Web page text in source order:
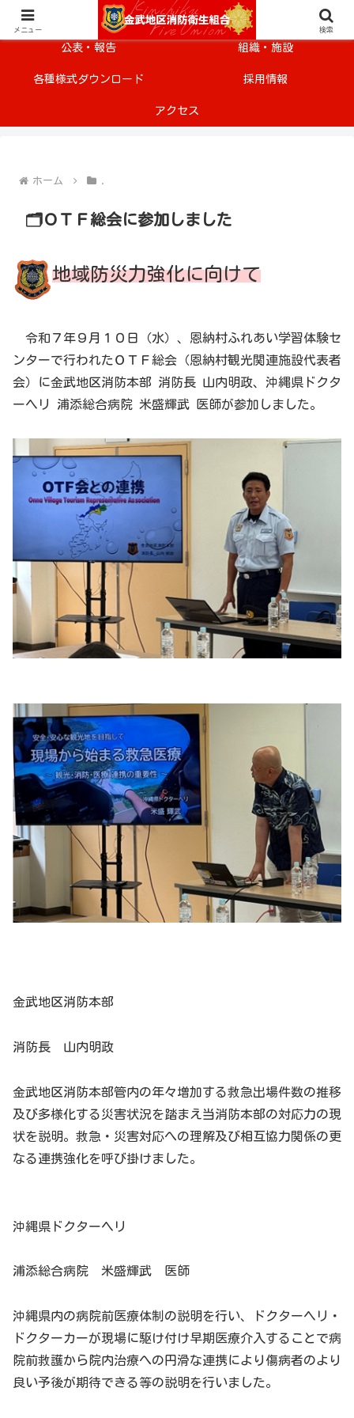
メニュー 安全・安心情報
公表・報告 組織・施設
各種様式ダウンロード 採用情報
アクセス
ホーム .
🗂️ＯＴＦ総会に参加しました
地域防災力強化に向けて
令和７年９月１０日（水）、恩納村ふれあい学習体験セ
ンターで行われたＯＴＦ総会（恩納村観光関連施設代表者
会）に金武地区消防本部 消防長 山内明政、沖縄県ドクタ
ーヘリ 浦添総合病院 米盛輝武 医師が参加しました。
金武地区消防本部
消防長 山内明政
金武地区消防本部管内の年々増加する救急出場件数の推移
及び多様化する災害状況を踏まえ当消防本部の対応力の現
状を説明。救急・災害対応への理解及び相互協力関係の更
なる連携強化を呼び掛けました。
沖縄県ドクターヘリ
浦添総合病院 米盛輝武 医師
沖縄県内の病院前医療体制の説明を行い、ドクターヘリ・
ドクターカーが現場に駆け付け早期医療介入することで病
院前救護から院内治療への円滑な連携により傷病者のより
良い予後が期待できる等の説明を行いました。
メニュー 検索